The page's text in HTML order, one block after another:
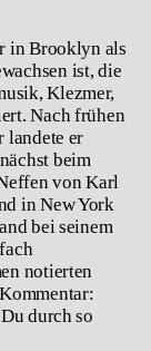
in Brooklyn als
ist, die
Klezmer,
Nach frühen
landete er
beim
von Karl
in New York
bei seinem
notierten
durch so